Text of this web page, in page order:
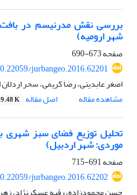
بررسی نقش مدرنیسم در
شهر ارومیه)
صفحه673-690
jurbangeo.2016.62201
اصغر عابدینی، رضا کریمی، سحر اردلان
مشاهده مقاله
اصل مقاله K
تحلیل توزیع فضای سبز شهری
موردی: شهر اردبیل)
صفحه691-715
jurbangeo.2016.62202